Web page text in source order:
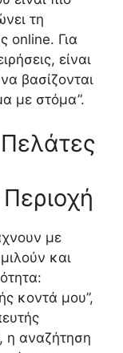
τη
online. Για
είναι
βασίζονται
με στόμα”.
με
και
κοντά μου”,
η αναζήτηση